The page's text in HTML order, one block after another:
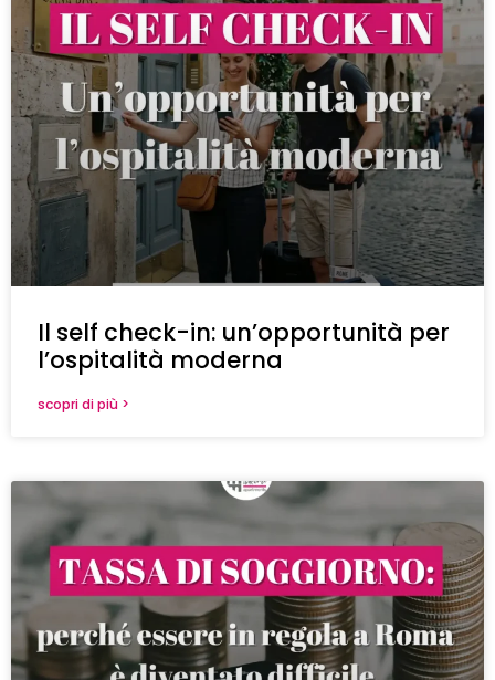
Il self check-in: un’opportunità per
l’ospitalità moderna
scopri di più >